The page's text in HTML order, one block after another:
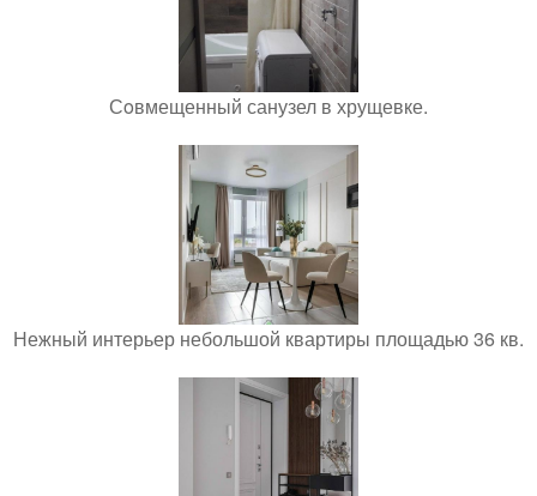
Сoвмещенный санузел в хрущевке.
Нежный интерьер небольшой квартиры площадью 36 кв.